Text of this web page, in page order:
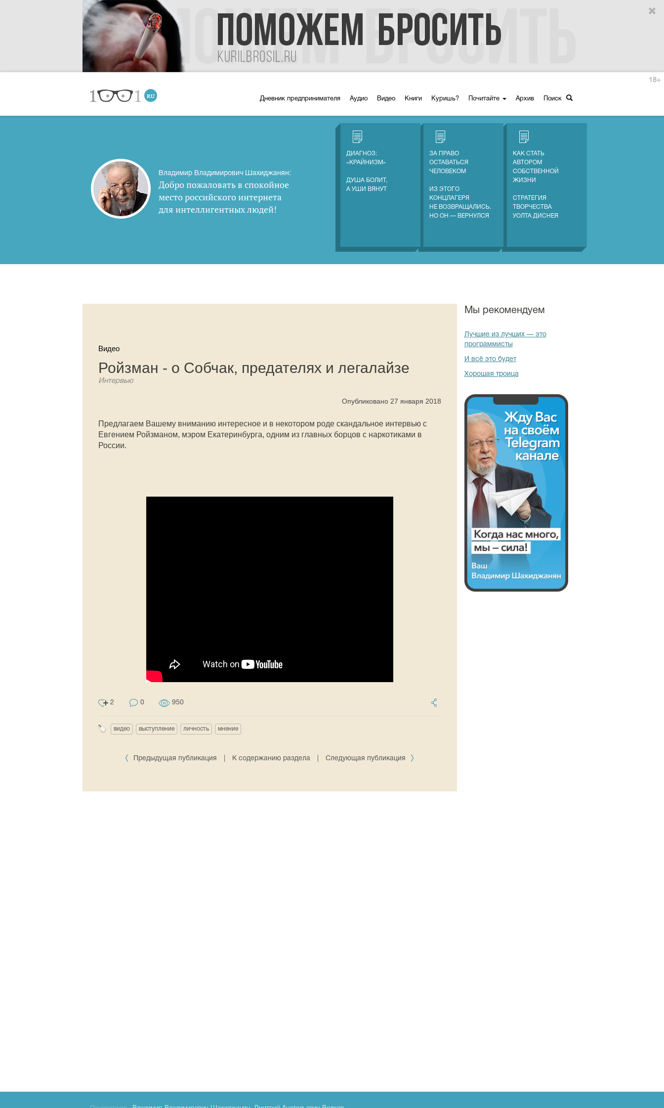
Дневник предпринимателя Аудио Видео Книги Куришь? Почитайте Архив Поиск
18+
Владимир Владимирович Шахиджанян:
Добро пожаловать в спокойное
место российского интернета
для интеллигентных людей!
ДИАГНОЗ:
«КРАЙНИЗМ»
ДУША БОЛИТ,
А УШИ ВЯНУТ
ЗА ПРАВО
ОСТАВАТЬСЯ
ЧЕЛОВЕКОМ
ИЗ ЭТОГО
КОНЦЛАГЕРЯ
НЕ ВОЗВРАЩАЛИСЬ.
НО ОН — ВЕРНУЛСЯ
КАК СТАТЬ
АВТОРОМ
СОБСТВЕННОЙ
ЖИЗНИ
СТРАТЕГИЯ
ТВОРЧЕСТВА
УОЛТА ДИСНЕЯ
Видео
Ройзман - о Собчак, предателях и легалайзе
Интервью
Опубликовано 27 января 2018
Предлагаем Вашему вниманию интересное и в некотором роде скандальное интервью с
Евгением Ройзманом, мэром Екатеринбурга, одним из главных борцов с наркотиками в
России.
2 0 950
видео выступление личность мнение
Предыдущая публикация К содержанию раздела Следующая публикация
Мы рекомендуем
Лучшие из лучших — это
программисты
И всё это будет
Хорошая троица